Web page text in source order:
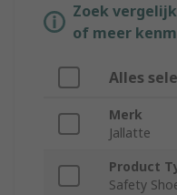
Zoek
of meer
Alles
Merk
Jallatte
Product
Safety